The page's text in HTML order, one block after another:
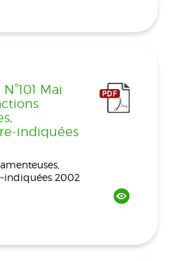
Mai
indiquées
indiquées 2002